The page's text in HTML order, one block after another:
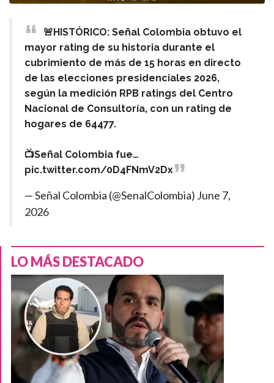
🚨HISTÓRICO: Señal Colombia obtuvo el
mayor rating de su historia durante el
cubrimiento de más de 15 horas en directo
de las elecciones presidenciales 2026,
según la medición RPB ratings del Centro
Nacional de Consultoría, con un rating de
hogares de 64477.
📺Señal Colombia fue…
pic.twitter.com/0D4FNmV2Dx
— Señal Colombia (@SenalColombia) June 7,
2026
LO MÁS DESTACADO